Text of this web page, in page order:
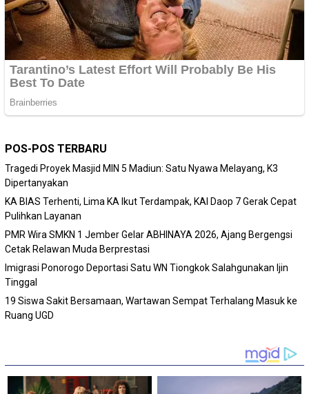
POS-POS TERBARU
Tragedi Proyek Masjid MIN 5 Madiun: Satu Nyawa Melayang, K3
Dipertanyakan
KA BIAS Terhenti, Lima KA Ikut Terdampak, KAI Daop 7 Gerak Cepat
Pulihkan Layanan
PMR Wira SMKN 1 Jember Gelar ABHINAYA 2026, Ajang Bergengsi
Cetak Relawan Muda Berprestasi
Imigrasi Ponorogo Deportasi Satu WN Tiongkok Salahgunakan Ijin
Tinggal
19 Siswa Sakit Bersamaan, Wartawan Sempat Terhalang Masuk ke
Ruang UGD